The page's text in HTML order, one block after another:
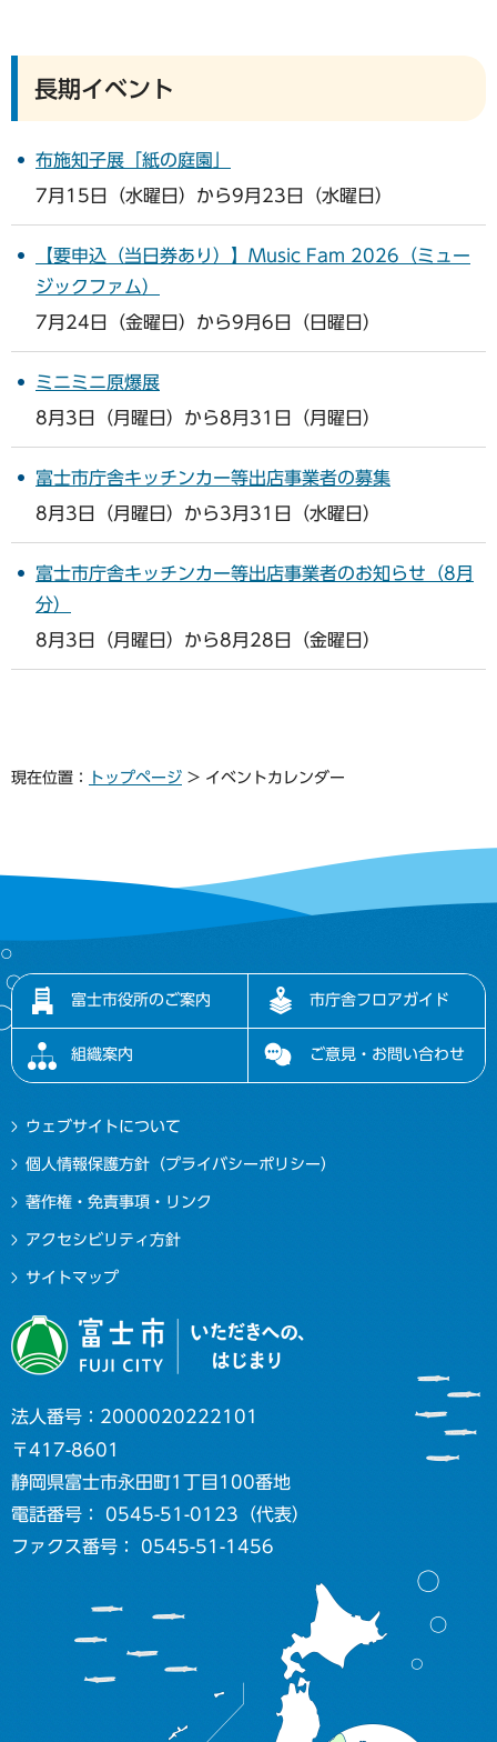
長期イベント
布施知子展「紙の庭園」
7月15日（水曜日）から9月23日（水曜日）
【要申込（当日券あり）】Music Fam 2026（ミュー
ジックファム）
7月24日（金曜日）から9月6日（日曜日）
ミニミニ原爆展
8月3日（月曜日）から8月31日（月曜日）
富士市庁舎キッチンカー等出店事業者の募集
8月3日（月曜日）から3月31日（水曜日）
富士市庁舎キッチンカー等出店事業者のお知らせ（8月
分）
8月3日（月曜日）から8月28日（金曜日）
現在位置： トップページ > イベントカレンダー
富士市役所のご案内 市庁舎フロアガイド
組織案内 ご意見・お問い合わせ
ウェブサイトについて
個人情報保護方針（プライバシーポリシー）
著作権・免責事項・リンク
アクセシビリティ方針
サイトマップ
法人番号：2000020222101
〒417-8601
静岡県富士市永田町1丁目100番地
電話番号： 0545-51-0123（代表）
ファクス番号： 0545-51-1456